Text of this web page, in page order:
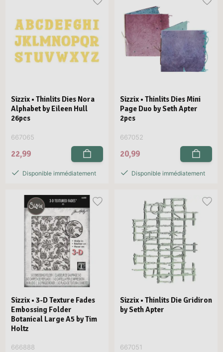
Sizzix • Thinlits Dies Nora
Alphabet by Eileen Hull
26pcs
667065
22,99
Disponible immédiatement
Sizzix • Thinlits Dies Mini
Page Duo by Seth Apter
2pcs
667052
20,99
Disponible immédiatement
Sizzix • 3-D Texture Fades
Embossing Folder
Botanical Large A5 by Tim
Holtz
666888
Sizzix • Thinlits Die Gridiron
by Seth Apter
667051